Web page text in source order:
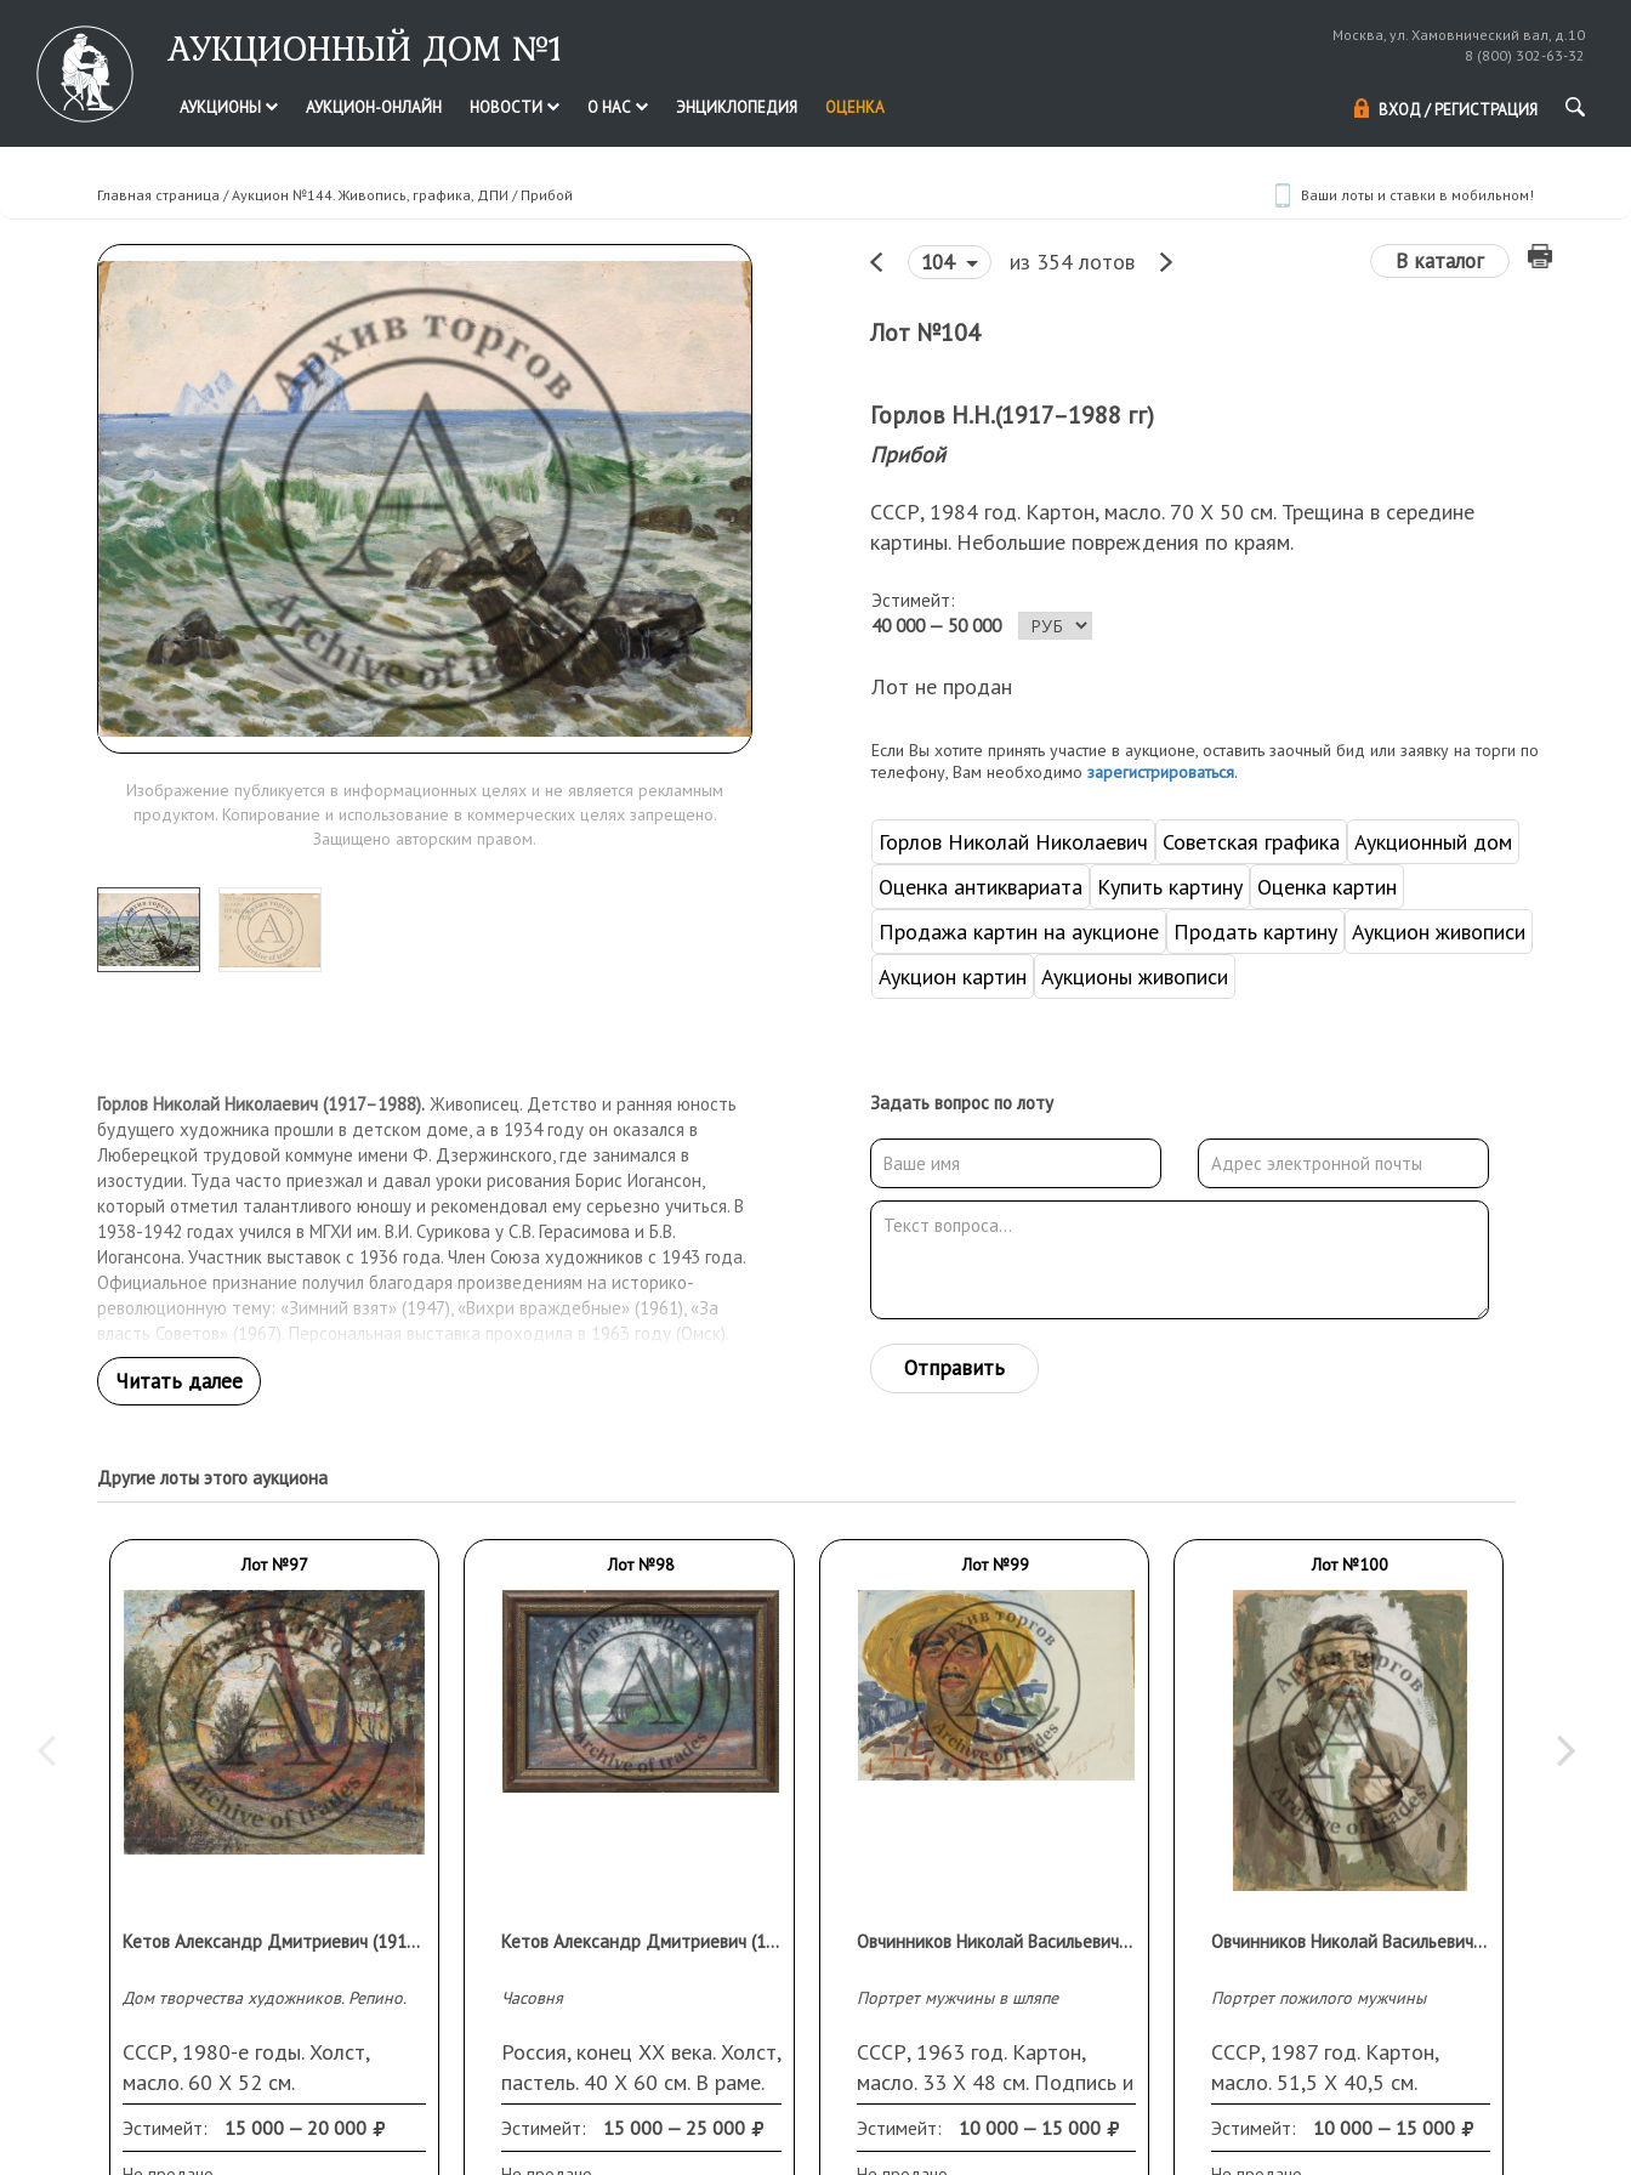
АУКЦИОННЫЙ ДОМ №1
Москва, ул. Хамовнический вал, д.10
8 (800) 302-63-32
АУКЦИОНЫ АУКЦИОН-ОНЛАЙН НОВОСТИ О НАС ЭНЦИКЛОПЕДИЯ ОЦЕНКА ВХОД / РЕГИСТРАЦИЯ
Главная страница /Аукцион №144. Живопись, графика, ДПИ / Прибой Ваши лоты и ставки в мобильном!
Изображение публикуется в информационных целях и не является рекламным
продуктом. Копирование и использование в коммерческих целях запрещено.
Защищено авторским правом.
104 из 354 лотов В каталог
Лот №104
Горлов Н.Н.(1917–1988 гг)
Прибой
СССР, 1984 год. Картон, масло. 70 Х 50 см. Трещина в середине
картины. Небольшие повреждения по краям.
Эстимейт:
40 000 — 50 000
Лот не продан
Если Вы хотите принять участие в аукционе, оставить заочный бид или заявку на торги по
телефону, Вам необходимо зарегистрироваться.
Горлов Николай Николаевич Советская графика Аукционный дом
Оценка антиквариата
Купить картину Оценка картин
Продажа картин на аукционе
Продать картину Аукцион живописи
Аукцион картин Аукционы живописи
Горлов Николай Николаевич (1917–1988). Живописец. Детство и ранняя юность
будущего художника прошли в детском доме, а в 1934 году он оказался в
Люберецкой трудовой коммуне имени Ф. Дзержинского, где занимался в
изостудии. Туда часто приезжал и давал уроки рисования Борис Иогансон,
который отметил талантливого юношу и рекомендовал ему серьезно учиться. В
1938-1942 годах учился в МГХИ им. В.И. Сурикова у С.В. Герасимова и Б.В.
Иогансона. Участник выставок с 1936 года. Член Союза художников с 1943 года.
Официальное признание получил благодаря произведениям на историко-
революционную тему: «Зимний взят» (1947), «Вихри враждебные» (1961), «За
власть Советов» (1967). Персональная выставка проходила в 1963 году (Омск).
Работы художника находятся в ГТГ, ГРМ, многих региональных музеях.
Задать вопрос по лоту
Отправить
Другие лоты этого аукциона
Лот №97
Кетов Александр Дмитриевич (1914 - 2011)
Дом творчества художников. Репино.
СССР, 1980-е годы. Холст,
масло. 60 Х 52 см.
Эстимейт: 15 000 — 20 000
Лот №98
Кетов Александр Дмитриевич (1914 - 2011)
Часовня
Россия, конец ХХ века. Холст,
пастель. 40 Х 60 см. В раме.
Подпись и дата с оборота.
Эстимейт: 15 000 — 25 000
Лот №99
Овчинников Николай Васильевич (1918-2004)
Портрет мужчины в шляпе
СССР, 1963 год. Картон,
масло. 33 Х 48 см. Подпись и
дата справа внизу
Эстимейт: 10 000 — 15 000
Лот №100
Овчинников Николай Васильевич (1918-2004)
Портрет пожилого мужчины
СССР, 1987 год. Картон,
масло. 51,5 Х 40,5 см.
Подпись и дата справа
внизу.
Эстимейт: 10 000 — 15 000